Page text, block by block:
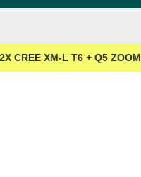
CREE XM-L T6 + Q5 ZOOM